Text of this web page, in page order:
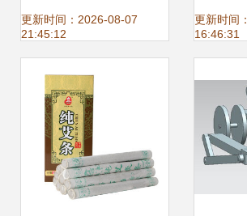
器械批发 其他医疗
更新时间：2026-08-07
21:45:12
与营
更新时间
16:46:31